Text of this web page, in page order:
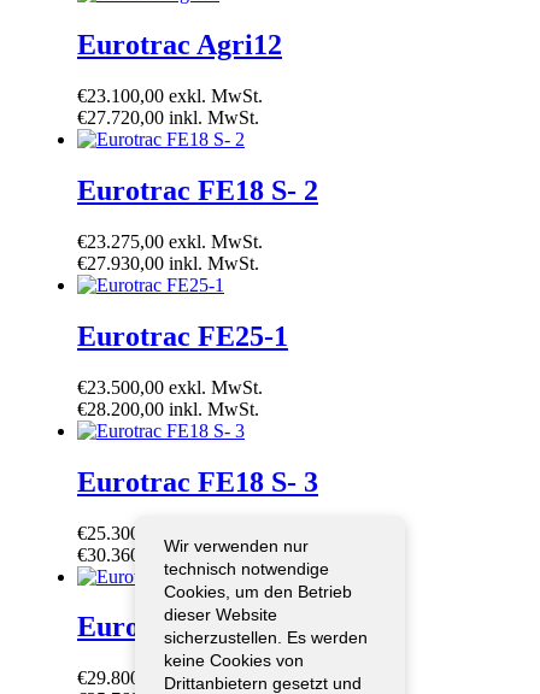
Eurotrac Agri12
€23.100,00 exkl. MwSt.
€27.720,00 inkl. MwSt.
Eurotrac FE18 S- 2
€23.275,00 exkl. MwSt.
€27.930,00 inkl. MwSt.
Eurotrac FE25-1
€23.500,00 exkl. MwSt.
€28.200,00 inkl. MwSt.
Eurotrac FE18 S- 3
€25.300,00
€30.360,00 inkl. MwSt.
Eurotrac FD30-II
€29.800,00
exkl. MwSt.
Wir verwenden nur
technisch notwendige
Cookies, um den Betrieb
dieser Website
sicherzustellen. Es werden
keine Cookies von
Drittanbietern gesetzt und